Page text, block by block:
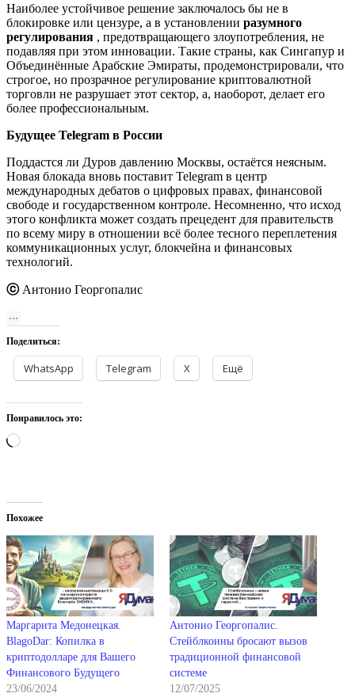
Наиболее устойчивое решение заключалось бы не в
блокировке или цензуре, а в установлении разумного
регулирования , предотвращающего злоупотребления, не
подавляя при этом инновации. Такие страны, как Сингапур и
Объединённые Арабские Эмираты, продемонстрировали, что
строгое, но прозрачное регулирование криптовалютной
торговли не разрушает этот сектор, а, наоборот, делает его
более профессиональным.
Будущее Telegram в России
Поддастся ли Дуров давлению Москвы, остаётся неясным.
Новая блокада вновь поставит Telegram в центр
международных дебатов о цифровых правах, финансовой
свободе и государственном контроле. Несомненно, что исход
этого конфликта может создать прецедент для правительств
по всему миру в отношении всё более тесного переплетения
коммуникационных услуг, блокчейна и финансовых
технологий.
ⓒАнтонио Георгопалис
Поделиться:
WhatsApp Telegram X Ещё
Понравилось это:
Загрузка…
Похожее
Маргарита Медонецкая.
BlagoDar: Копилка в
криптодолларе для Вашего
Финансового Будущего
23/06/2024
Антонио Георгопалис.
Стейблкоины бросают вызов
традиционной финансовой
системе
12/07/2025